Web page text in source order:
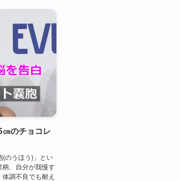
のチョコレ
(のうほう)」とい
、自分が我慢す
調不良でも耐え